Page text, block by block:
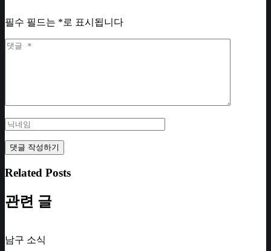
필수 필드는 *로 표시됩니다
Related Posts
관련 글
남구 소식